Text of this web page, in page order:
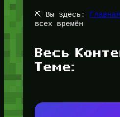
⛏️ Вы здесь: Главная
всех времён
Весь
Теме: